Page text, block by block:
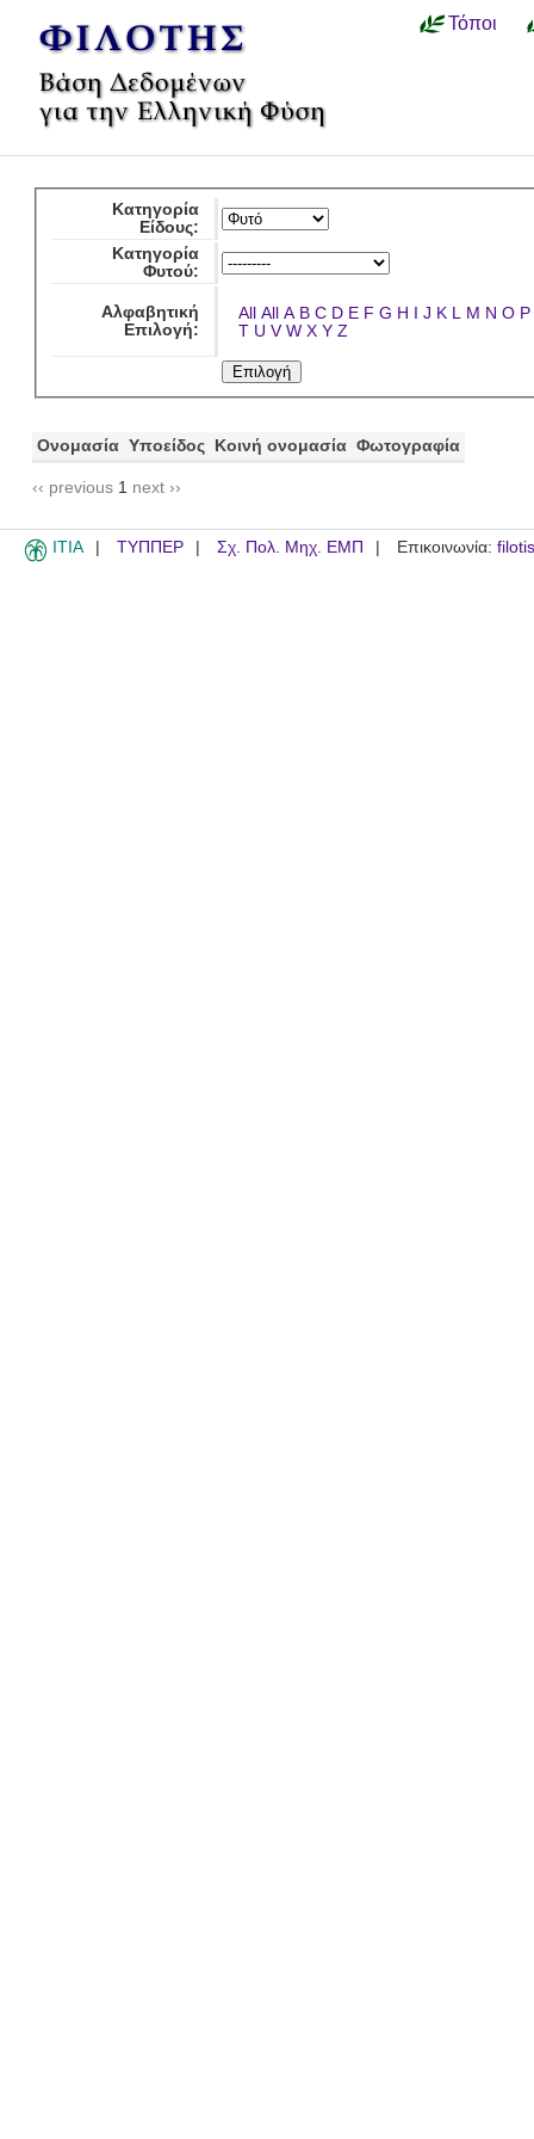
Τόποι
Κατηγορία
Είδους:
Κατηγορία
Φυτού:
Αλφαβητική
Επιλογή:
All All A B C D E F G H I J K L M N O P
T U V W X Y Z
Ονομασία Υποείδος Κοινή ονομασία Φωτογραφία
‹‹ previous 1 next ››
ITIA ΤΥΠΠΕΡ Σχ. Πολ. Μηχ. ΕΜΠ Επικοινωνία: